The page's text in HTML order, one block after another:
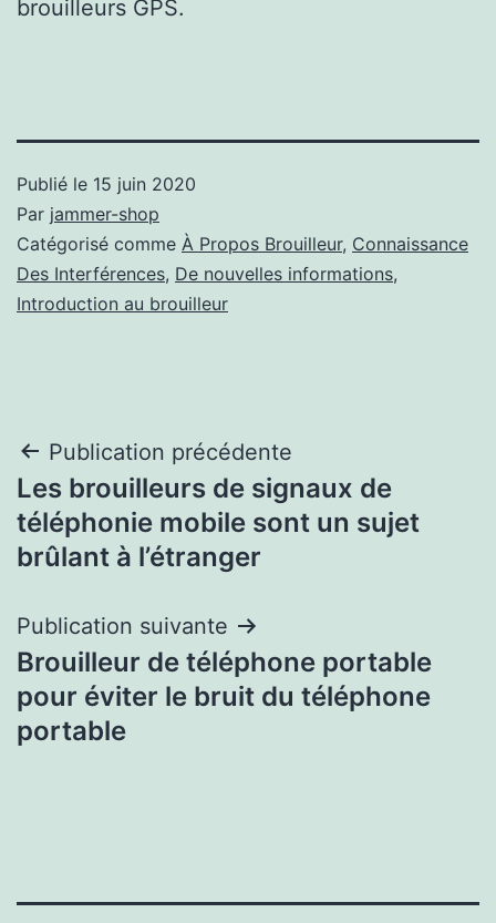
brouilleurs GPS.
Publié le 15 juin 2020
Par jammer-shop
Catégorisé comme À Propos Brouilleur, Connaissance
Des Interférences, De nouvelles informations,
Introduction au brouilleur
Navigation
de
l’article
Publication précédente
Les brouilleurs de signaux de
téléphonie mobile sont un sujet
brûlant à l’étranger
Publication suivante
Brouilleur de téléphone portable
pour éviter le bruit du téléphone
portable